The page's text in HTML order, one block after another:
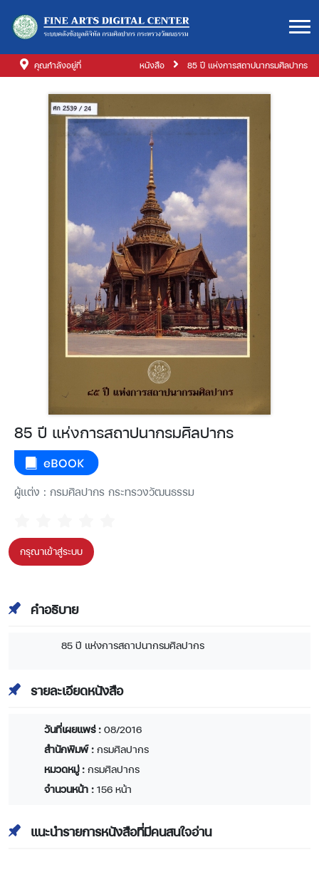
คุณกำลังอยู่ที่ หนังสือ 85 ปี แห่งการสถาปนากรมศิลปากร
85 ปี แห่งการสถาปนากรมศิลปากร
ผู้แต่ง : กรมศิลปากร กระทรวงวัฒนธรรม
กรุณาเข้าสู่ระบบ
คำอธิบาย
85 ปี แห่งการสถาปนากรมศิลปากร
รายละเอียดหนังสือ
วันที่เผยแพร่ : 08/2016
สำนักพิมพ์ : กรมศิลปากร
หมวดหมู่ : กรมศิลปากร
จำนวนหน้า : 156 หน้า
แนะนำรายการหนังสือที่มีคนสนใจอ่าน